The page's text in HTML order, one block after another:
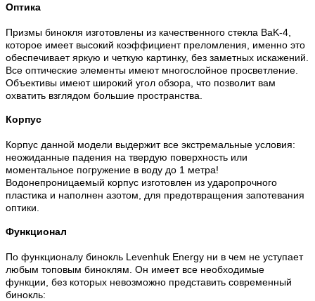
Оптика
Призмы бинокля изготовлены из качественного стекла BaK-4,
которое имеет высокий коэффициент преломления, именно это
обеспечивает яркую и четкую картинку, без заметных искажений.
Все оптические элементы имеют многослойное просветление.
Объективы имеют широкий угол обзора, что позволит вам
охватить взглядом большие пространства.
Корпус
Корпус данной модели выдержит все экстремальные условия:
неожиданные падения на твердую поверхность или
моментальное погружение в воду до 1 метра!
Водонепроницаемый корпус изготовлен из ударопрочного
пластика и наполнен азотом, для предотвращения запотевания
оптики.
Функционал
По функционалу бинокль Levenhuk Energy ни в чем не уступает
любым топовым биноклям. Он имеет все необходимые
функции, без которых невозможно представить современный
бинокль: